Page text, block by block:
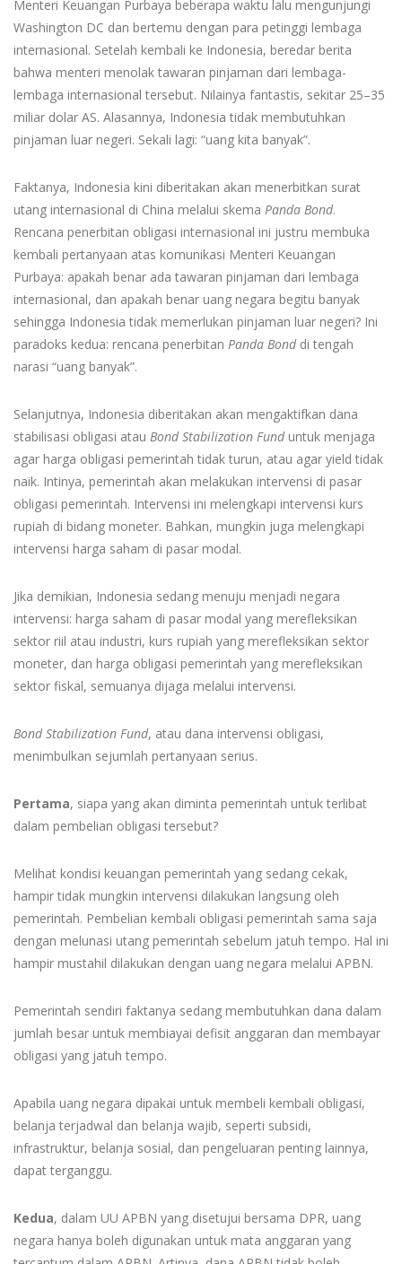
Menteri Keuangan Purbaya beberapa waktu lalu mengunjungi
Washington DC dan bertemu dengan para petinggi lembaga
internasional. Setelah kembali ke Indonesia, beredar berita
bahwa menteri menolak tawaran pinjaman dari lembaga-
lembaga internasional tersebut. Nilainya fantastis, sekitar 25–35
miliar dolar AS. Alasannya, Indonesia tidak membutuhkan
pinjaman luar negeri. Sekali lagi: “uang kita banyak”.
Faktanya, Indonesia kini diberitakan akan menerbitkan surat
utang internasional di China melalui skema Panda Bond.
Rencana penerbitan obligasi internasional ini justru membuka
kembali pertanyaan atas komunikasi Menteri Keuangan
Purbaya: apakah benar ada tawaran pinjaman dari lembaga
internasional, dan apakah benar uang negara begitu banyak
sehingga Indonesia tidak memerlukan pinjaman luar negeri? Ini
paradoks kedua: rencana penerbitan Panda Bonddi tengah
narasi “uang banyak”.
Selanjutnya, Indonesia diberitakan akan mengaktifkan dana
stabilisasi obligasi atau Bond Stabilization Funduntuk menjaga
agar harga obligasi pemerintah tidak turun, atau agar yield tidak
naik. Intinya, pemerintah akan melakukan intervensi di pasar
obligasi pemerintah. Intervensi ini melengkapi intervensi kurs
rupiah di bidang moneter. Bahkan, mungkin juga melengkapi
intervensi harga saham di pasar modal.
Jika demikian, Indonesia sedang menuju menjadi negara
intervensi: harga saham di pasar modal yang merefleksikan
sektor riil atau industri, kurs rupiah yang merefleksikan sektor
moneter, dan harga obligasi pemerintah yang merefleksikan
sektor fiskal, semuanya dijaga melalui intervensi.
Bond Stabilization Fund, atau dana intervensi obligasi,
menimbulkan sejumlah pertanyaan serius.
Pertama, siapa yang akan diminta pemerintah untuk terlibat
dalam pembelian obligasi tersebut?
Melihat kondisi keuangan pemerintah yang sedang cekak,
hampir tidak mungkin intervensi dilakukan langsung oleh
pemerintah. Pembelian kembali obligasi pemerintah sama saja
dengan melunasi utang pemerintah sebelum jatuh tempo. Hal ini
hampir mustahil dilakukan dengan uang negara melalui APBN.
Pemerintah sendiri faktanya sedang membutuhkan dana dalam
jumlah besar untuk membiayai defisit anggaran dan membayar
obligasi yang jatuh tempo.
Apabila uang negara dipakai untuk membeli kembali obligasi,
belanja terjadwal dan belanja wajib, seperti subsidi,
infrastruktur, belanja sosial, dan pengeluaran penting lainnya,
dapat terganggu.
Kedua, dalam UU APBN yang disetujui bersama DPR, uang
negara hanya boleh digunakan untuk mata anggaran yang